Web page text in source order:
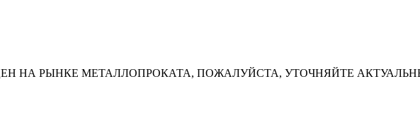
НА РЫНКЕ МЕТАЛЛОПРОКАТА, ПОЖАЛУЙСТА, УТОЧНЯЙТЕ